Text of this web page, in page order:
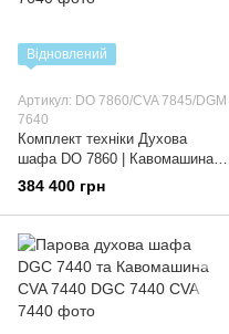
Відновлений
Артикул: DO 7860/CVA 7845/DGM
7640
Комплект техніки Духова
шафа DO 7860 | Кавомашина
CVA 7845 | Мікрохвильова піч з
функцією пари DGM 7640
384 400 грн